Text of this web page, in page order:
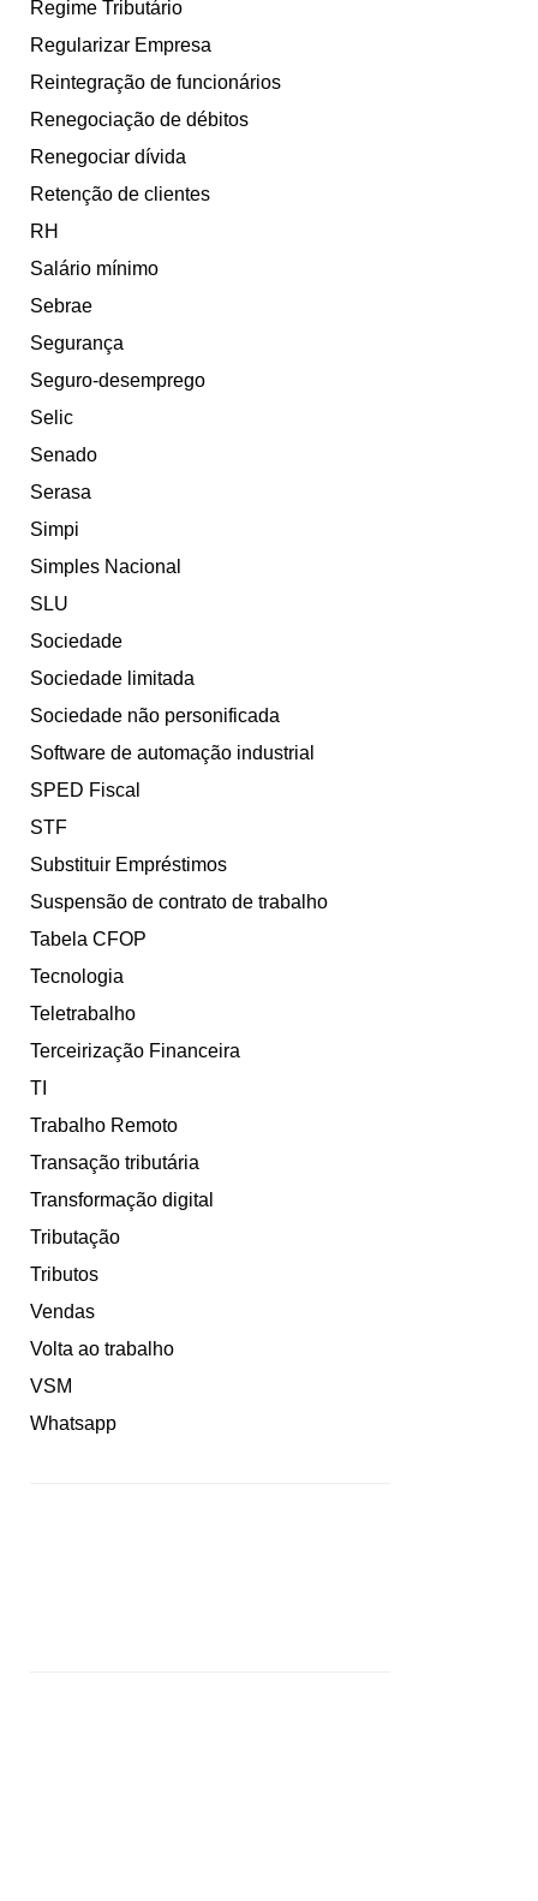
Regime Tributário
Regularizar Empresa
Reintegração de funcionários
Renegociação de débitos
Renegociar dívida
Retenção de clientes
RH
Salário mínimo
Sebrae
Segurança
Seguro-desemprego
Selic
Senado
Serasa
Simpi
Simples Nacional
SLU
Sociedade
Sociedade limitada
Sociedade não personificada
Software de automação industrial
SPED Fiscal
STF
Substituir Empréstimos
Suspensão de contrato de trabalho
Tabela CFOP
Tecnologia
Teletrabalho
Terceirização Financeira
TI
Trabalho Remoto
Transação tributária
Transformação digital
Tributação
Tributos
Vendas
Volta ao trabalho
VSM
Whatsapp